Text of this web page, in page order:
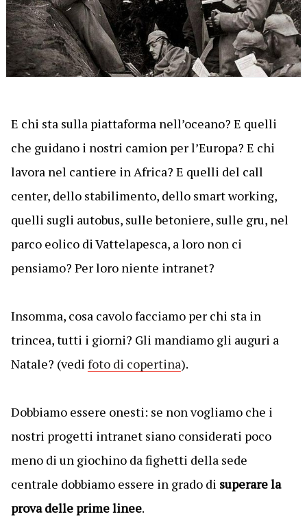
E chi sta sulla piattaforma nell’oceano? E quelli
che guidano i nostri camion per l’Europa? E chi
lavora nel cantiere in Africa? E quelli del call
center, dello stabilimento, dello smart working,
quelli sugli autobus, sulle betoniere, sulle gru, nel
parco eolico di Vattelapesca, a loro non ci
pensiamo? Per loro niente intranet?
Insomma, cosa cavolo facciamo per chi sta in
trincea, tutti i giorni? Gli mandiamo gli auguri a
Natale? (vedi foto di copertina).
Dobbiamo essere onesti: se non vogliamo che i
nostri progetti intranet siano considerati poco
meno di un giochino da fighetti della sede
centrale dobbiamo essere in grado di superare la
prova delle prime linee.